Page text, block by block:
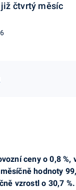
čtvrtý měsíc
ceny o 0,8
hodnoty
vzrostl o 30,7 %.